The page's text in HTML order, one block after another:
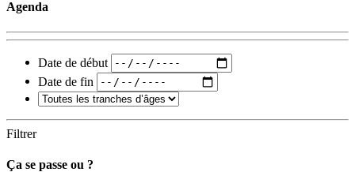
Agenda
Date de début
Date de fin
Filtrer
Ça se passe ou ?